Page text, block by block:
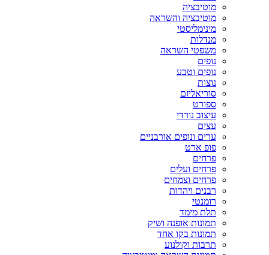
מוטיבציה
מוטיבציה והשראה
מינימליסטי
מנדלות
משפטי השראה
נופים
נופים וטבע
נוצות
סוריאליזם
ספורט
עיצוב נורדי
עצים
ערים ונופים אורבניים
פופ ארט
פרחים
פרחים ועלים
פרחים וצמחים
רבנים ויהדות
רומנטי
תלת מימד
תמונות אופנה ושיק
תמונות בקו אחד
תרבות וקולנוע